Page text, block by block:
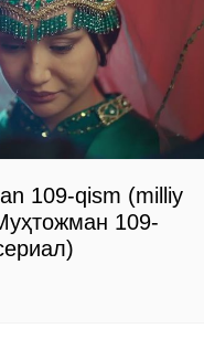
109-qism (milliy
109-